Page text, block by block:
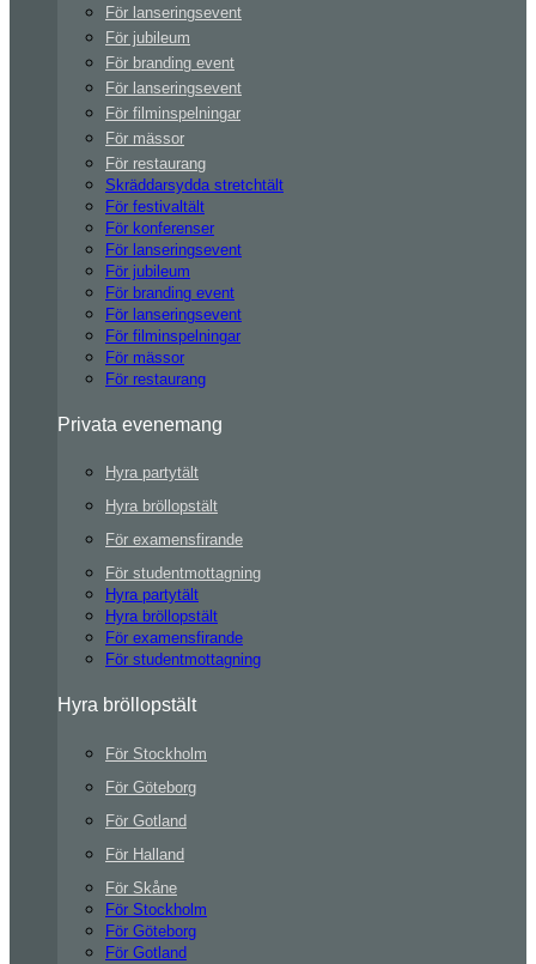
För lanseringsevent
För jubileum
För branding event
För lanseringsevent
För filminspelningar
För mässor
För restaurang
Skräddarsydda stretchtält
För festivaltält
För konferenser
För lanseringsevent
För jubileum
För branding event
För lanseringsevent
För filminspelningar
För mässor
För restaurang
Privata evenemang
Hyra partytält
Hyra bröllopstält
För examensfirande
För studentmottagning
Hyra partytält
Hyra bröllopstält
För examensfirande
För studentmottagning
Hyra bröllopstält
För Stockholm
För Göteborg
För Gotland
För Halland
För Skåne
För Stockholm
För Göteborg
För Gotland